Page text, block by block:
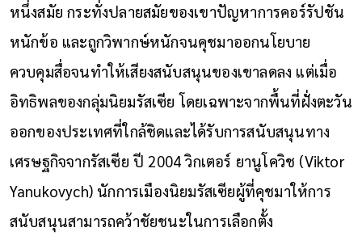
หนึ่งสมัย กระทั่งปลายสมัยของเขาปัญหาการคอร์รัปชัน
หนักข้อ และถูกวิพากษ์หนักจนคุชมาออกนโยบาย
ควบคุมสื่อจนทำให้เสียงสนับสนุนของเขาลดลง แต่เมื่อ
อิทธิพลของกลุ่มนิยมรัสเซีย โดยเฉพาะจากพื้นที่ฝั่งตะวัน
ออกของประเทศที่ใกล้ชิดและได้รับการสนับสนุนทาง
เศรษฐกิจจากรัสเซีย ปี 2004 วิกเตอร์ ยานูโควิช (Viktor
Yanukovych) นักการเมืองนิยมรัสเซียผู้ที่คุชมาให้การ
สนับสนุนสามารถคว้าชัยชนะในการเลือกตั้ง